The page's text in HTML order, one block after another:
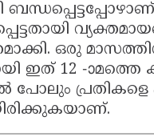
ഒരു
ഇത് 12 -
പ്രതികളെ